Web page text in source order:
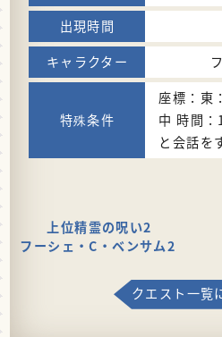
座標：東
中 時間
と会話を
上位精霊の呪い2
フーシェ・C・ベンサム2
クエスト一覧